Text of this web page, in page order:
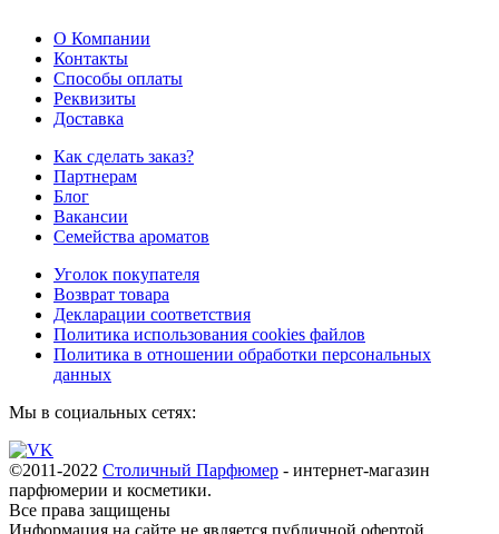
О Компании
Контакты
Способы оплаты
Реквизиты
Доставка
Как сделать заказ?
Партнерам
Блог
Вакансии
Семейства ароматов
Уголок покупателя
Возврат товара
Декларации соответствия
Политика использования cookies файлов
Политика в отношении обработки персональных
данных
Мы в социальных сетях:
©2011-2022 Столичный Парфюмер - интернет-магазин
парфюмерии и косметики.
Все права защищены
Информация на сайте не является публичной офертой